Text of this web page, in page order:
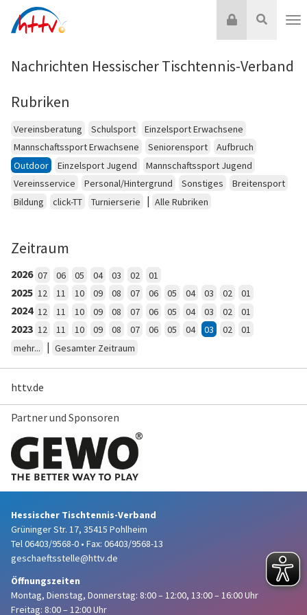
Inhalt
Suche
Login
Nachrichten Hessischer Tischtennis-Verband
Rubriken
Vereinsberatung Schulsport
Einzelsport Erwachsene
Mannschaftssport Erwachsene
Seniorensport
Aufbruch
Outdoor
Einzelsport Jugend
Mannschaftssport Jugend
Vereinsservice
Personal/Hintergrund Sonstiges
Breitensport
Bildung
click-TT Turnierserie | Alle Rubriken
Zeitraum
2026 07 06 05 04 03 02 01
2025 12 11 10 09 08 07 06 05 04 03 02 01
2024 12 11 10 09 08 07 06 05 04 03 02 01
2023 12 11 10 09 08 07 06 05 04 03 02
01
mehr...
| Gesamter Zeitraum
httv.de
Partner und Sponsoren
Hessischer Tischtennis-Verband
Grüninger Str. 17, 35415 Pohlheim
Tel 06403/9568-0 • Fax: 06403/9568-13
geschaeftsstelle@httv.de
Öffnungszeiten
Montag, Dienstag, Donnerstag: 8:00 – 12:00, 13:00 – 16:00 Uhr
Freitag: 8:00 – 12:00 Uhr